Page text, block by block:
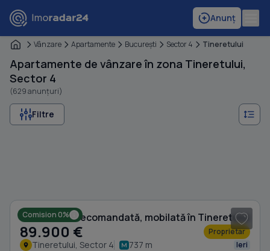
Anunț
Vânzare Apartamente Bucureşti Sector 4 Tineretului
Apartamente de vânzare în zona Tineretului,
Sector 4
(629 anunțuri)
Filtre
Comision 0%
Garsonieră decomandată, mobilată în Tineretului
89.900 € Proprietar
Tineretului, Sector 4 737 m Ieri